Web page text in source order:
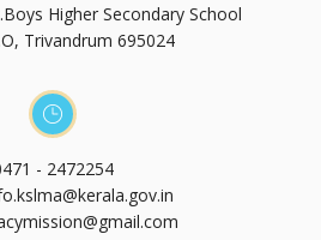
Higher Secondary School
Trivandrum 695024
- 2472254